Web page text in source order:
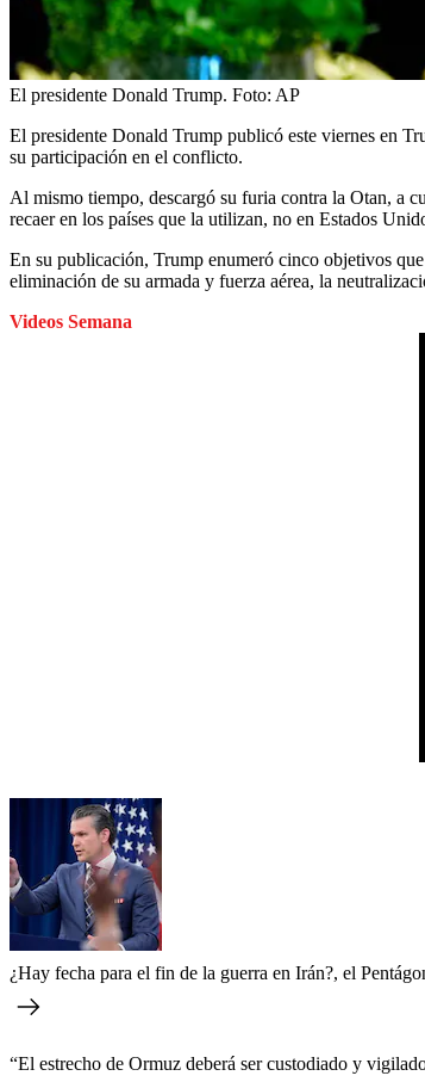
El presidente Donald Trump. Foto: AP
El presidente Donald Trump publicó este viernes en
su participación en el conflicto.
Al mismo tiempo, descargó su furia contra la Otan, a
recaer en los países que la utilizan, no en Estados
En su publicación, Trump enumeró cinco objetivos
eliminación de su armada y fuerza aérea, la
Videos Semana
¿Hay fecha para el fin de la guerra en Irán?, el
“El estrecho de Ormuz deberá ser custodiado y